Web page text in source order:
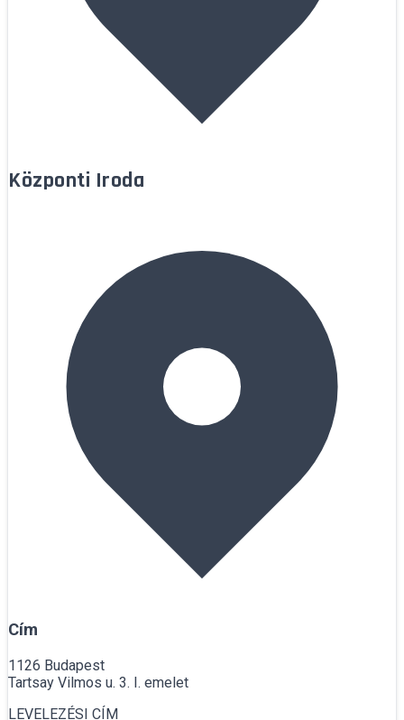
Központi Iroda
Cím
1126 Budapest
Tartsay Vilmos u. 3. I. emelet
LEVELEZÉSI CÍM